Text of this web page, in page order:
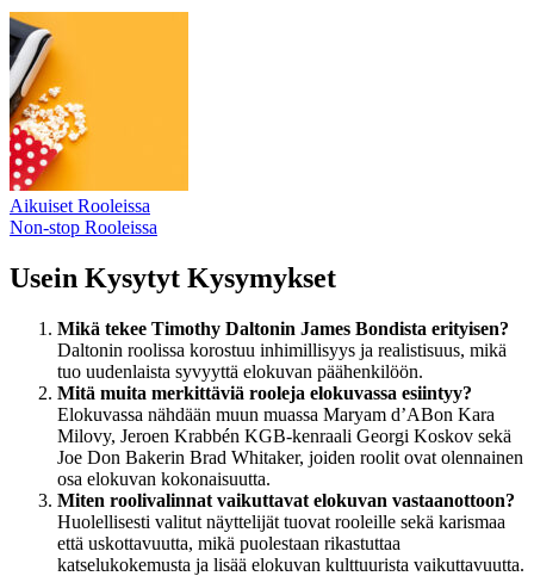
Aikuiset Rooleissa
Non-stop Rooleissa
Usein Kysytyt Kysymykset
Mikä tekee Timothy Daltonin James Bondista erityisen?
Daltonin roolissa korostuu inhimillisyys ja realistisuus, mikä
tuo uudenlaista syvyyttä elokuvan päähenkilöön.
Mitä muita merkittäviä rooleja elokuvassa esiintyy?
Elokuvassa nähdään muun muassa Maryam d’ABon Kara
Milovy, Jeroen Krabbén KGB-kenraali Georgi Koskov sekä
Joe Don Bakerin Brad Whitaker, joiden roolit ovat olennainen
osa elokuvan kokonaisuutta.
Miten roolivalinnat vaikuttavat elokuvan vastaanottoon?
Huolellisesti valitut näyttelijät tuovat rooleille sekä karismaa
että uskottavuutta, mikä puolestaan rikastuttaa
katselukokemusta ja lisää elokuvan kulttuurista vaikuttavuutta.